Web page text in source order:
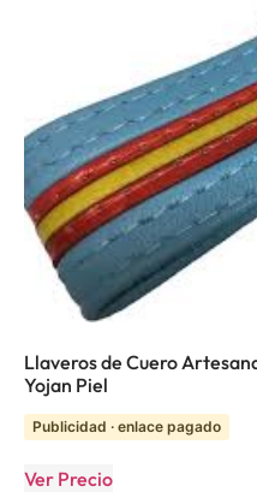
Llaveros de Cuero
Yojan Piel
Publicidad · enlace pagado
Ver Precio